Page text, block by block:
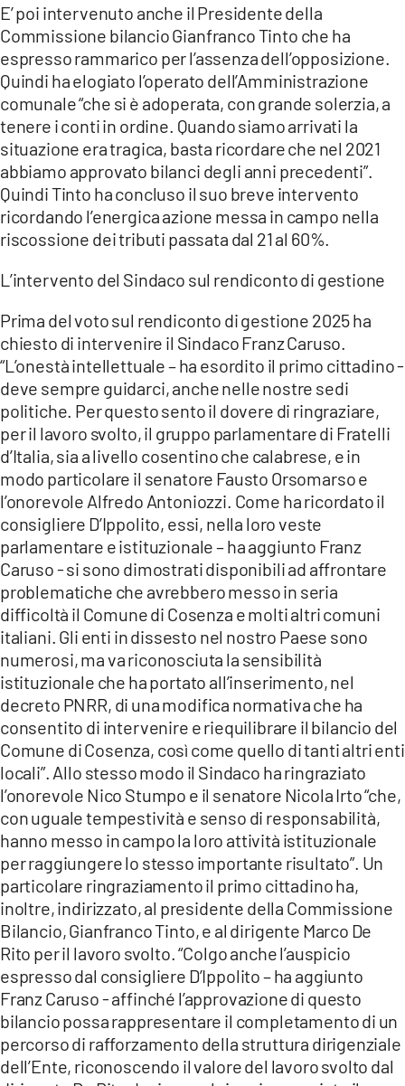
E’ poi intervenuto anche il Presidente della
Commissione bilancio Gianfranco Tinto che ha
espresso rammarico per l’assenza dell’opposizione.
Quindi ha elogiato l’operato dell’Amministrazione
comunale “che si è adoperata, con grande solerzia, a
tenere i conti in ordine. Quando siamo arrivati la
situazione era tragica, basta ricordare che nel 2021
abbiamo approvato bilanci degli anni precedenti”.
Quindi Tinto ha concluso il suo breve intervento
ricordando l’energica azione messa in campo nella
riscossione dei tributi passata dal 21 al 60%.
L’intervento del Sindaco sul rendiconto di gestione
Prima del voto sul rendiconto di gestione 2025 ha
chiesto di intervenire il Sindaco Franz Caruso.
“L’onestà intellettuale – ha esordito il primo cittadino -
deve sempre guidarci, anche nelle nostre sedi
politiche. Per questo sento il dovere di ringraziare,
per il lavoro svolto, il gruppo parlamentare di Fratelli
d’Italia, sia a livello cosentino che calabrese, e in
modo particolare il senatore Fausto Orsomarso e
l’onorevole Alfredo Antoniozzi. Come ha ricordato il
consigliere D’Ippolito, essi, nella loro veste
parlamentare e istituzionale – ha aggiunto Franz
Caruso - si sono dimostrati disponibili ad affrontare
problematiche che avrebbero messo in seria
difficoltà il Comune di Cosenza e molti altri comuni
italiani. Gli enti in dissesto nel nostro Paese sono
numerosi, ma va riconosciuta la sensibilità
istituzionale che ha portato all’inserimento, nel
decreto PNRR, di una modifica normativa che ha
consentito di intervenire e riequilibrare il bilancio del
Comune di Cosenza, così come quello di tanti altri enti
locali”. Allo stesso modo il Sindaco ha ringraziato
l’onorevole Nico Stumpo e il senatore Nicola Irto “che,
con uguale tempestività e senso di responsabilità,
hanno messo in campo la loro attività istituzionale
per raggiungere lo stesso importante risultato”. Un
particolare ringraziamento il primo cittadino ha,
inoltre, indirizzato, al presidente della Commissione
Bilancio, Gianfranco Tinto, e al dirigente Marco De
Rito per il lavoro svolto. “Colgo anche l’auspicio
espresso dal consigliere D’Ippolito – ha aggiunto
Franz Caruso - affinché l’approvazione di questo
bilancio possa rappresentare il completamento di un
percorso di rafforzamento della struttura dirigenziale
dell’Ente, riconoscendo il valore del lavoro svolto dal